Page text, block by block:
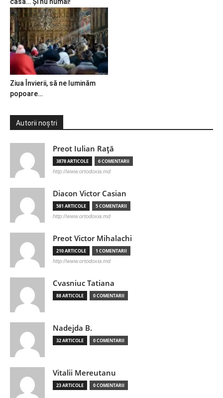
Ziua Învierii, să ne luminăm
popoare…
Autorii noștri
Preot Iulian Raţă
3878 ARTICOLE 6 COMENTARII
http://www.ortodoxia.md
Diacon Victor Casian
581 ARTICOLE 5 COMENTARII
http://www.ortodoxia.md
Preot Victor Mihalachi
210 ARTICOLE 1 COMENTARII
http://www.ortodoxia.md
Cvasniuc Tatiana
88 ARTICOLE 0 COMENTARII
Nadejda B.
32 ARTICOLE 0 COMENTARII
Vitalii Mereutanu
23 ARTICOLE 0 COMENTARII